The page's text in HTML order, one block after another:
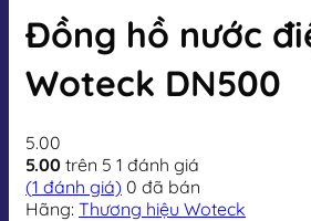
Đồng hồ nước
Woteck DN500
5.00
5.00 trên 5 1 đánh giá
(1 đánh giá) 0 đã bán
Hãng: Thương hiệu Woteck